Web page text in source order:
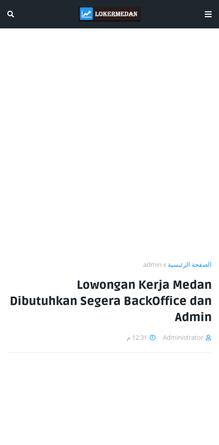
الصفحة الرئيسية admin
Lowongan Kerja Medan
Dibutuhkan Segera BackOffice dan
Admin
Administrator 12:31 م